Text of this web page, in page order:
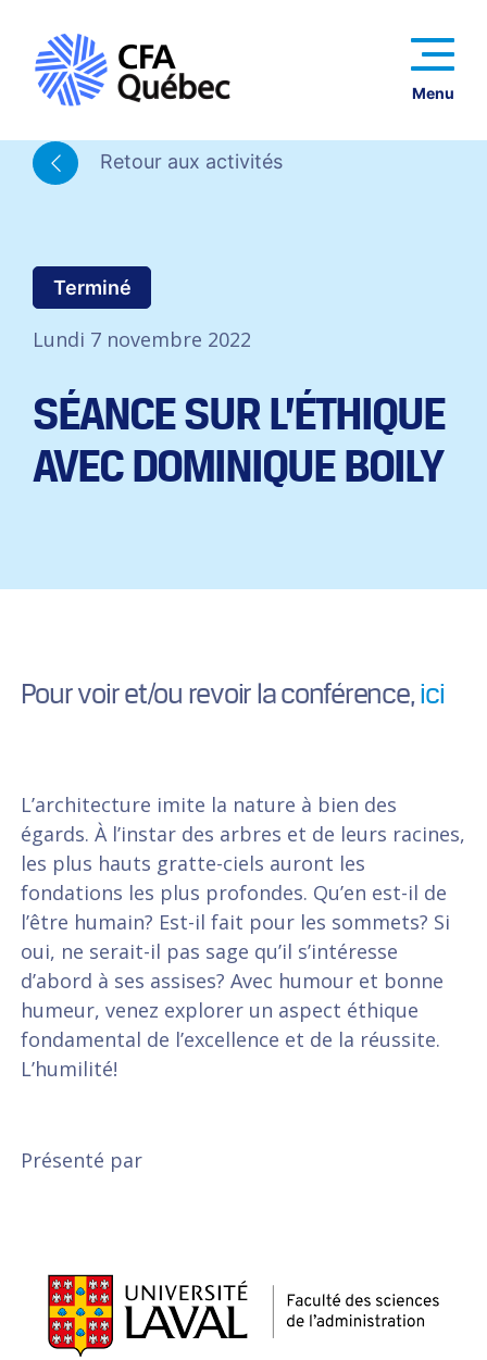
Menu
Retour aux activités
Terminé
Lundi 7 novembre 2022
SÉANCE SUR L’ÉTHIQUE
AVEC DOMINIQUE BOILY
Pour voir et/ou revoir la conférence,ici
L’architecture imite la nature à bien des
égards. À l’instar des arbres et de leurs racines,
les plus hauts gratte-ciels auront les
fondations les plus profondes. Qu’en est-il de
l’être humain? Est-il fait pour les sommets? Si
oui, ne serait-il pas sage qu’il s’intéresse
d’abord à ses assises? Avec humour et bonne
humeur, venez explorer un aspect éthique
fondamental de l’excellence et de la réussite.
L’humilité!
Présenté par